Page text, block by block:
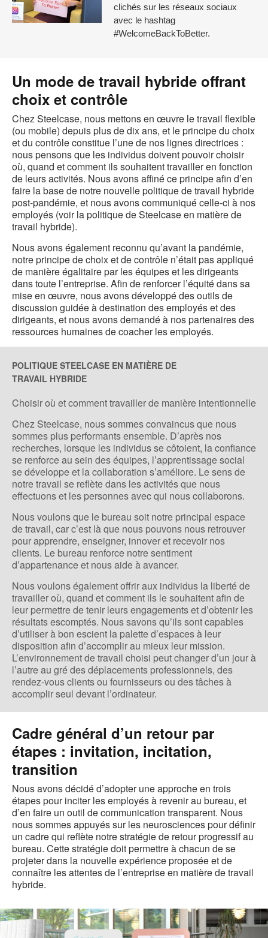
clichés sur les réseaux sociaux
avec le hashtag
#WelcomeBackToBetter.
Un mode de travail hybride offrant
choix et contrôle
Chez Steelcase, nous mettons en œuvre le travail flexible
(ou mobile) depuis plus de dix ans, et le principe du choix
et du contrôle constitue l’une de nos lignes directrices :
nous pensons que les individus doivent pouvoir choisir
où, quand et comment ils souhaitent travailler en fonction
de leurs activités. Nous avons affiné ce principe afin d’en
faire la base de notre nouvelle politique de travail hybride
post-pandémie, et nous avons communiqué celle-ci à nos
employés (voir la politique de Steelcase en matière de
travail hybride).
Nous avons également reconnu qu’avant la pandémie,
notre principe de choix et de contrôle n’était pas appliqué
de manière égalitaire par les équipes et les dirigeants
dans toute l’entreprise. Afin de renforcer l’équité dans sa
mise en œuvre, nous avons développé des outils de
discussion guidée à destination des employés et des
dirigeants, et nous avons demandé à nos partenaires des
ressources humaines de coacher les employés.
POLITIQUE STEELCASE EN MATIÈRE DE
TRAVAIL HYBRIDE
Choisir où et comment travailler de manière intentionnelle
Chez Steelcase, nous sommes convaincus que nous
sommes plus performants ensemble. D’après nos
recherches, lorsque les individus se côtoient, la confiance
se renforce au sein des équipes, l’apprentissage social
se développe et la collaboration s’améliore. Le sens de
notre travail se reflète dans les activités que nous
effectuons et les personnes avec qui nous collaborons.
Nous voulons que le bureau soit notre principal espace
de travail, car c’est là que nous pouvons nous retrouver
pour apprendre, enseigner, innover et recevoir nos
clients. Le bureau renforce notre sentiment
d’appartenance et nous aide à avancer.
Nous voulons également offrir aux individus la liberté de
travailler où, quand et comment ils le souhaitent afin de
leur permettre de tenir leurs engagements et d’obtenir les
résultats escomptés. Nous savons qu’ils sont capables
d’utiliser à bon escient la palette d’espaces à leur
disposition afin d’accomplir au mieux leur mission.
L’environnement de travail choisi peut changer d’un jour à
l’autre au gré des déplacements professionnels, des
rendez-vous clients ou fournisseurs ou des tâches à
accomplir seul devant l’ordinateur.
Cadre général d’un retour par
étapes : invitation, incitation,
transition
Nous avons décidé d’adopter une approche en trois
étapes pour inciter les employés à revenir au bureau, et
d’en faire un outil de communication transparent. Nous
nous sommes appuyés sur les neurosciences pour définir
un cadre qui reflète notre stratégie de retour progressif au
bureau. Cette stratégie doit permettre à chacun de se
projeter dans la nouvelle expérience proposée et de
connaître les attentes de l’entreprise en matière de travail
hybride.